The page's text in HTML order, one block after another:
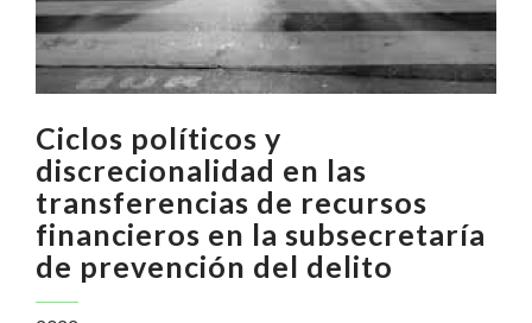
Ciclos políticos y
discrecionalidad en las
transferencias de recursos
financieros en la subsecretaría
de prevención del delito